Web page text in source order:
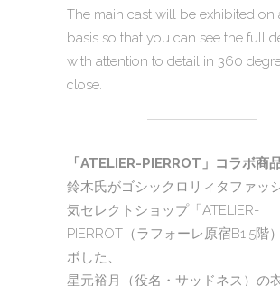
The main cast will be exhibited on
basis so that you can see the full
with attention to detail in 360
close.
「ATELIER-PIERROT」コラボ商
鈴木氏がゴシックロリィタファッ
気セレクトショップ「ATELIER-
PIERROT（ラフォーレ原宿B1.5階
ボした、
星元裕月（役名・サッドネス）の